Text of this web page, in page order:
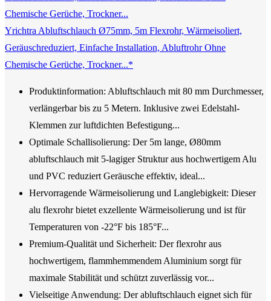
Yrichtra Abluftschlauch Ø75mm, 5m Flexrohr, Wärmeisoliert,
Geräuschreduziert, Einfache Installation, Abluftrohr Ohne
Chemische Gerüche, Trockner...*
Produktinformation:​​ Abluftschlauch mit 80 mm Durchmesser,
verlängerbar bis zu 5 Metern. Inklusive zwei Edelstahl-
Klemmen zur luftdichten Befestigung...
Optimale Schallisolierung: Der 5m lange, Ø80mm
abluftschlauch mit 5-lagiger Struktur aus hochwertigem Alu
und PVC reduziert Geräusche effektiv, ideal...
Hervorragende Wärmeisolierung und Langlebigkeit: Dieser
alu flexrohr bietet exzellente Wärmeisolierung und ist für
Temperaturen von -22°F bis 185°F...
Premium-Qualität und Sicherheit: Der flexrohr aus
hochwertigem, flammhemmendem Aluminium sorgt für
maximale Stabilität und schützt zuverlässig vor...
Vielseitige Anwendung: Der abluftschlauch eignet sich für